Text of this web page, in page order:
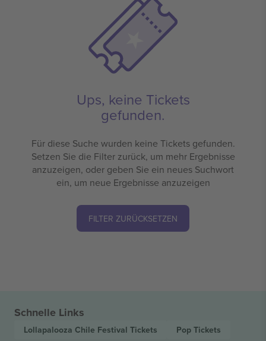
Ups, keine Tickets
gefunden.
Für diese Suche wurden keine Tickets gefunden.
Setzen Sie die Filter zurück, um mehr Ergebnisse
anzuzeigen, oder geben Sie ein neues Suchwort
ein, um neue Ergebnisse anzuzeigen
FILTER ZURÜCKSETZEN
Schnelle Links
Lollapalooza Chile Festival Tickets Pop Tickets